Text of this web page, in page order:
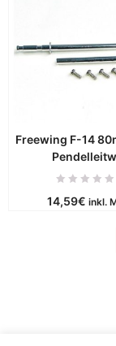
Freewing F-14
14,59€ inkl.